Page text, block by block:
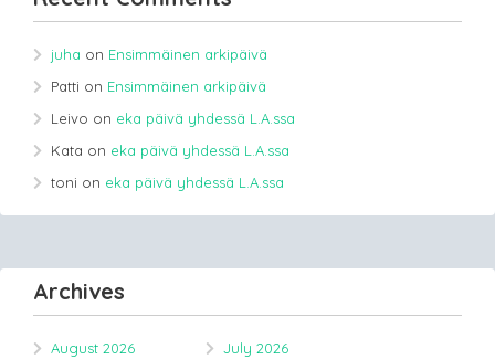
juha on Ensimmäinen arkipäivä
Patti on Ensimmäinen arkipäivä
Leivo on eka päivä yhdessä L.A.ssa
Kata on eka päivä yhdessä L.A.ssa
toni on eka päivä yhdessä L.A.ssa
Archives
August 2026
July 2026